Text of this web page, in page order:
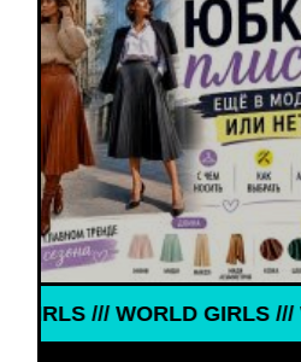
/// WORLD GIRLS ///